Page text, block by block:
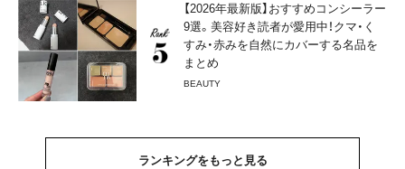
【2026年最新版】おすすめコンシーラー
9選。美容好き読者が愛用中！クマ・く
すみ・赤みを自然にカバーする名品を
まとめ
BEAUTY
ランキングをもっと見る